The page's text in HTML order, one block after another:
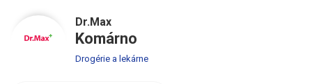
Dr.Max
Komárno
Drogérie a lekárne